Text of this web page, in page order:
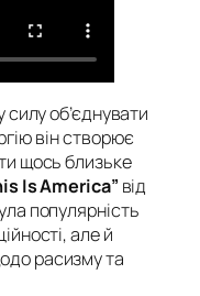
силу об’єднувати
він створює
щось близьке
Is America” від
популярність
але й
расизму та